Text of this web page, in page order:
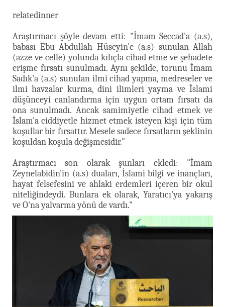
relatedinner
Araştırmacı şöyle devam etti: "İmam Seccad'a (a.s),
babası Ebu Abdullah Hüseyin'e (a.s) sunulan Allah
(azze ve celle) yolunda kılıçla cihad etme ve şehadete
erişme fırsatı sunulmadı. Aynı şekilde, torunu İmam
Sadık'a (a.s) sunulan ilmi cihad yapma, medreseler ve
ilmi havzalar kurma, dini ilimleri yayma ve İslami
düşünceyi canlandırma için uygun ortam fırsatı da
ona sunulmadı. Ancak samimiyetle cihad etmek ve
İslam'a ciddiyetle hizmet etmek isteyen kişi için tüm
koşullar bir fırsattır. Mesele sadece fırsatların şeklinin
koşuldan koşula değişmesidir."
Araştırmacı son olarak şunları ekledi: "İmam
Zeynelabidin'in (a.s) duaları, İslami bilgi ve inançları,
hayat felsefesini ve ahlaki erdemleri içeren bir okul
niteliğindeydi. Bunlara ek olarak, Yaratıcı'ya yakarış
ve O'na yalvarma yönü de vardı."